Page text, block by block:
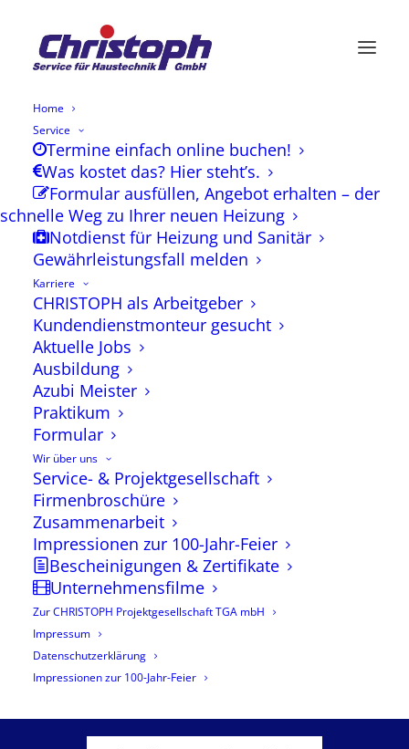
Home
Service
Termine einfach online buchen!
Was kostet das? Hier steht’s.
Formular ausfüllen, Angebot erhalten – der
schnelle Weg zu Ihrer neuen Heizung
Notdienst für Heizung und Sanitär
Gewährleistungsfall melden
Karriere
CHRISTOPH als Arbeitgeber
Kundendienstmonteur gesucht
Aktuelle Jobs
Ausbildung
Azubi Meister
Praktikum
Formular
Wir über uns
Service- & Projektgesellschaft
Firmenbroschüre
Zusammenarbeit
Impressionen zur 100-Jahr-Feier
Bescheinigungen & Zertifikate
Unternehmensfilme
Zur CHRISTOPH Projektgesellschaft TGA mbH
Impressum
Datenschutzerklärung
Impressionen zur 100-Jahr-Feier
INFO-ABEND
Nächster Termin:
Do,15.1.2025
Wärmepumpen &
Photovoltaik – Ihre Zukunft
der Energieversorgung